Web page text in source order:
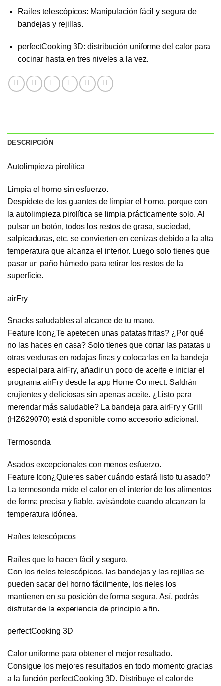
Railes telescópicos: Manipulación fácil y segura de
bandejas y rejillas.
perfectCooking 3D: distribución uniforme del calor para
cocinar hasta en tres niveles a la vez.
DESCRIPCIÓN
Autolimpieza pirolítica
Limpia el horno sin esfuerzo.
Despídete de los guantes de limpiar el horno, porque con
la autolimpieza pirolítica se limpia prácticamente solo. Al
pulsar un botón, todos los restos de grasa, suciedad,
salpicaduras, etc. se convierten en cenizas debido a la alta
temperatura que alcanza el interior. Luego solo tienes que
pasar un paño húmedo para retirar los restos de la
superficie.
airFry
Snacks saludables al alcance de tu mano.
Feature Icon¿Te apetecen unas patatas fritas? ¿Por qué
no las haces en casa? Solo tienes que cortar las patatas u
otras verduras en rodajas finas y colocarlas en la bandeja
especial para airFry, añadir un poco de aceite e iniciar el
programa airFry desde la app Home Connect. Saldrán
crujientes y deliciosas sin apenas aceite. ¿Listo para
merendar más saludable? La bandeja para airFry y Grill
(HZ629070) está disponible como accesorio adicional.
Termosonda
Asados excepcionales con menos esfuerzo.
Feature Icon¿Quieres saber cuándo estará listo tu asado?
La termosonda mide el calor en el interior de los alimentos
de forma precisa y fiable, avisándote cuando alcanzan la
temperatura idónea.
Raíles telescópicos
Raíles que lo hacen fácil y seguro.
Con los rieles telescópicos, las bandejas y las rejillas se
pueden sacar del horno fácilmente, los rieles los
mantienen en su posición de forma segura. Así, podrás
disfrutar de la experiencia de principio a fin.
perfectCooking 3D
Calor uniforme para obtener el mejor resultado.
Consigue los mejores resultados en todo momento gracias
a la función perfectCooking 3D. Distribuye el calor de